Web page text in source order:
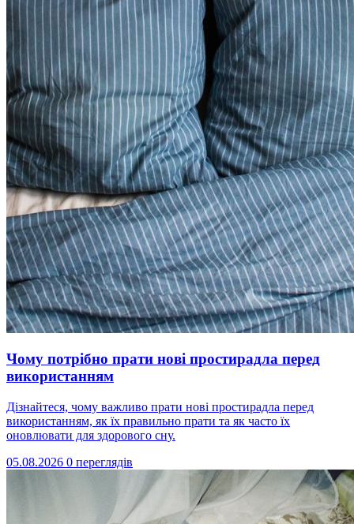
Чому потрібно прати нові простирадла перед
використанням
Дізнайтеся, чому важливо прати нові простирадла перед
використанням, як їх правильно прати та як часто їх
оновлювати для здорового сну.
05.08.2026 0 переглядів